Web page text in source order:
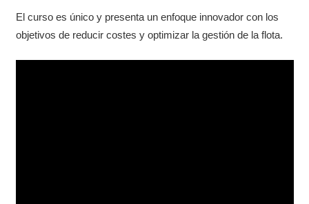
El curso es único y presenta un enfoque innovador con los
objetivos de reducir costes y optimizar la gestión de la flota.